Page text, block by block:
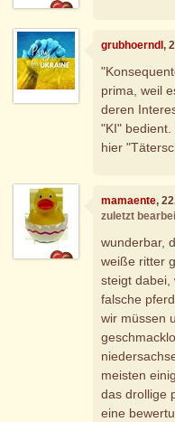
grubhoerndl,
prima, weil
deren
"KI"
hier
mamaente,
zuletzt
wunderbar,
weiße ritter
steigt dabei,
falsche
wir müssen
meisten
das drollige
eine